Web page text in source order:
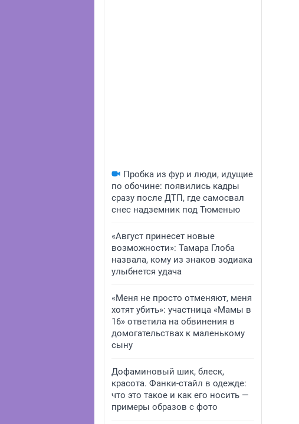
Пробка из фур и люди, идущие
по обочине: появились кадры
сразу после ДТП, где самосвал
снес надземник под Тюменью
«Август принесет новые
возможности»: Тамара Глоба
назвала, кому из знаков зодиака
улыбнется удача
«Меня не просто отменяют, меня
хотят убить»: участница «Мамы в
16» ответила на обвинения в
домогательствах к маленькому
сыну
Дофаминовый шик, блеск,
красота. Фанки-стайл в одежде:
что это такое и как его носить —
примеры образов с фото